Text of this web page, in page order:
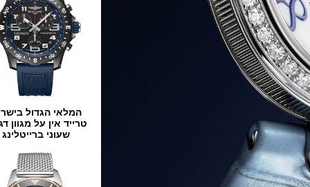
המלאי הגדול בישראל
טרייד אין על מגוון דגמים
שעוני ברייטלינג